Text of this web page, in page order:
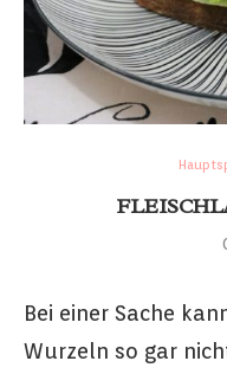
Bei einer Sache
Wurzeln so gar